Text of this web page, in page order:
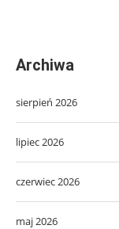
Archiwa
sierpień 2026
lipiec 2026
czerwiec 2026
maj 2026